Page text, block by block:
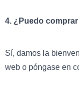
4. ¿Puedo
Sí, damos la
web o póngase en